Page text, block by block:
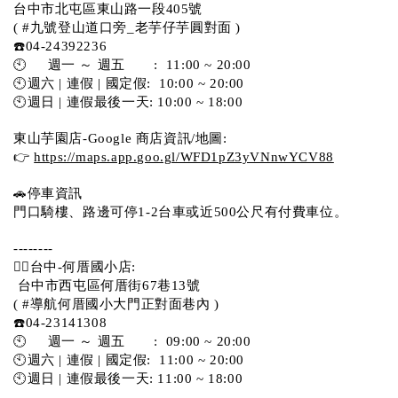
台中市北屯區東山路一段405號
( #九號登山道口旁_老芋仔芋圓對面 )
☎️04-24392236
🕙     週一 ～ 週五       :  11:00 ~ 20:00
🕙週六 | 連假 | 國定假:  10:00 ~ 20:00
🕙週日 | 連假最後一天: 10:00 ~ 18:00
東山芋園店-Google 商店資訊/地圖:
👉 https://maps.app.goo.gl/WFD1pZ3yVNnwYCV88
🚗停車資訊
門口騎樓、路邊可停1-2台車或近500公尺有付費車位。
--------
💁‍♀️台中-何厝國小店:
台中市西屯區何厝街67巷13號
( #導航何厝國小大門正對面巷內 )
☎️04-23141308
🕙     週一 ～ 週五       :  09:00 ~ 20:00
🕙週六 | 連假 | 國定假:  11:00 ~ 20:00
🕙週日 | 連假最後一天: 11:00 ~ 18:00